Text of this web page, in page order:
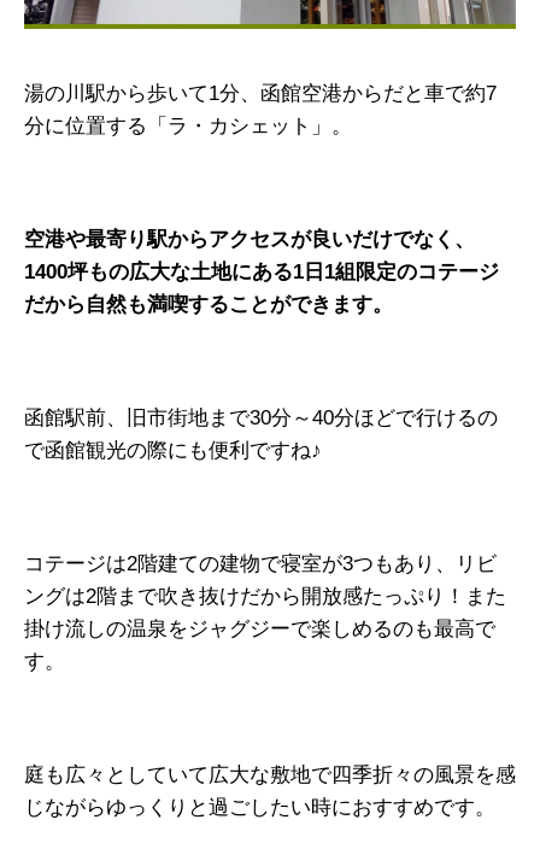
湯の川駅から歩いて1分、函館空港からだと車で約7
分に位置する「ラ・カシェット」。
空港や最寄り駅からアクセスが良いだけでなく、
1400坪もの広大な土地にある1日1組限定のコテージ
だから自然も満喫することができます。
函館駅前、旧市街地まで30分～40分ほどで行けるの
で函館観光の際にも便利ですね♪
コテージは2階建ての建物で寝室が3つもあり、リビ
ングは2階まで吹き抜けだから開放感たっぷり！また
掛け流しの温泉をジャグジーで楽しめるのも最高で
す。
庭も広々としていて広大な敷地で四季折々の風景を感
じながらゆっくりと過ごしたい時におすすめです。